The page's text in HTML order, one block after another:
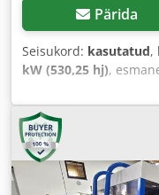
Pärida
Seisukord: kasutatud,
kW (530,25 hj),
hõbedane, ülekande
Varustus:
keskne
turvapadi